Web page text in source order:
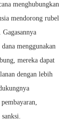
menghubungkan
mendorong rubel
menggunakan
mereka dapat
dengan lebih